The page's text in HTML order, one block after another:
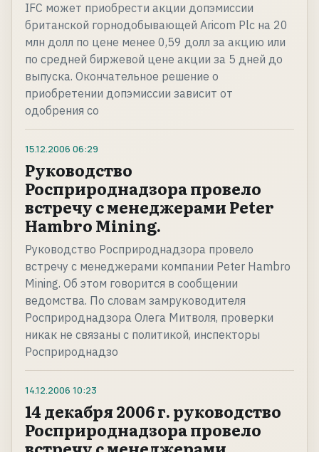
IFC может приобрести акции допэмиссии
британской горнодобывающей Aricom Plc на 20
млн долл по цене менее 0,59 долл за акцию или
по средней биржевой цене акции за 5 дней до
выпуска. Окончательное решение о
приобретении допэмиссии зависит от
одобрения со
15.12.2006 06:29
Руководство
Росприроднадзора провело
встречу с менеджерами Peter
Hambro Mining.
Руководство Росприроднадзора провело
встречу с менеджерами компании Peter Hambro
Mining. Об этом говорится в сообщении
ведомства. По словам замруководителя
Росприроднадзора Олега Митволя, проверки
никак не связаны с политикой, инспекторы
Росприроднадзо
14.12.2006 10:23
14 декабря 2006 г. руководство
Росприроднадзора провело